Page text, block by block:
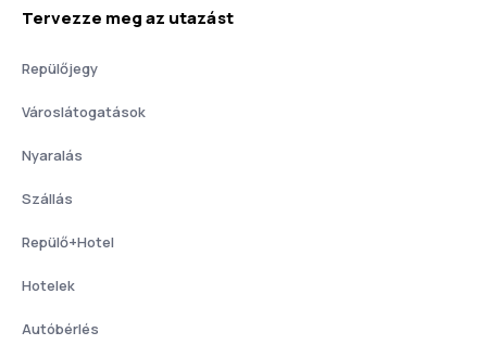
Tervezze meg az utazást
Repülőjegy
Városlátogatások
Nyaralás
Szállás
Repülő+Hotel
Hotelek
Autóbérlés